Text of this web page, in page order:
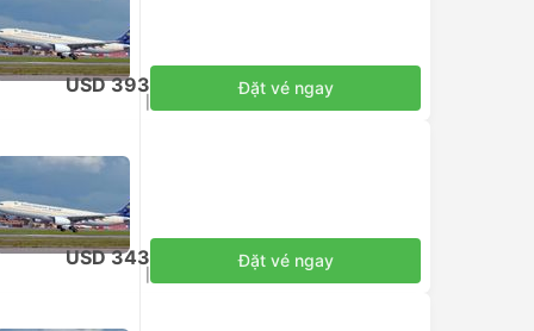
USD 393
Đã bao gồm thuế
giá tính trên một người lớn
Đặt vé ngay
USD 343
Đã bao gồm thuế
giá tính trên một người lớn
Đặt vé ngay